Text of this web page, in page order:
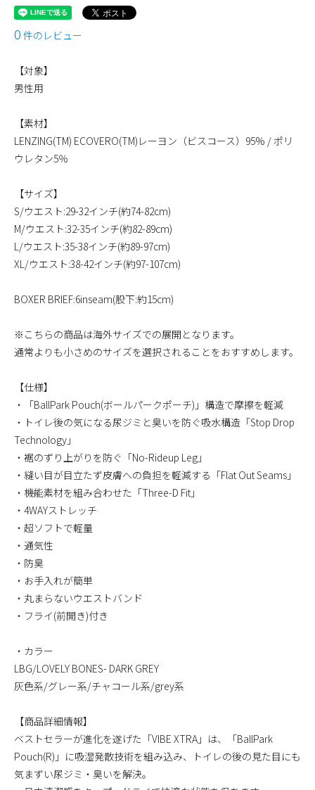
0 件のレビュー
【対象】
男性用
【素材】
LENZING(TM) ECOVERO(TM)レーヨン（ビスコース）95% / ポリ
ウレタン5％
【サイズ】
S/ウエスト:29-32インチ(約74-82cm)
M/ウエスト:32-35インチ(約82-89cm)
L/ウエスト:35-38インチ(約89-97cm)
XL/ウエスト:38-42インチ(約97-107cm)
BOXER BRIEF:6inseam(股下:約15cm)
※こちらの商品は海外サイズでの展開となります。
通常よりも小さめのサイズを選択されることをおすすめします。
【仕様】
・「BallPark Pouch(ボールパークポーチ)」構造で摩擦を軽減
・トイレ後の気になる尿ジミと臭いを防ぐ吸水構造「Stop Drop
Technology」
・裾のずり上がりを防ぐ「No-Rideup Leg」
・縫い目が目立たず皮膚への負担を軽減する「Flat Out Seams」
・機能素材を組み合わせた「Three-D Fit」
・4WAYストレッチ
・超ソフトで軽量
・通気性
・防臭
・お手入れが簡単
・丸まらないウエストバンド
・フライ(前開き)付き
・カラー
LBG/LOVELY BONES- DARK GREY
灰色系/グレー系/チャコール系/grey系
【商品詳細情報】
ベストセラーが進化を遂げた「VIBE XTRA」は、「BallPark
Pouch(R)」に吸湿発散技術を組み込み、トイレの後の見た目にも
気まずい尿ジミ・臭いを解決。